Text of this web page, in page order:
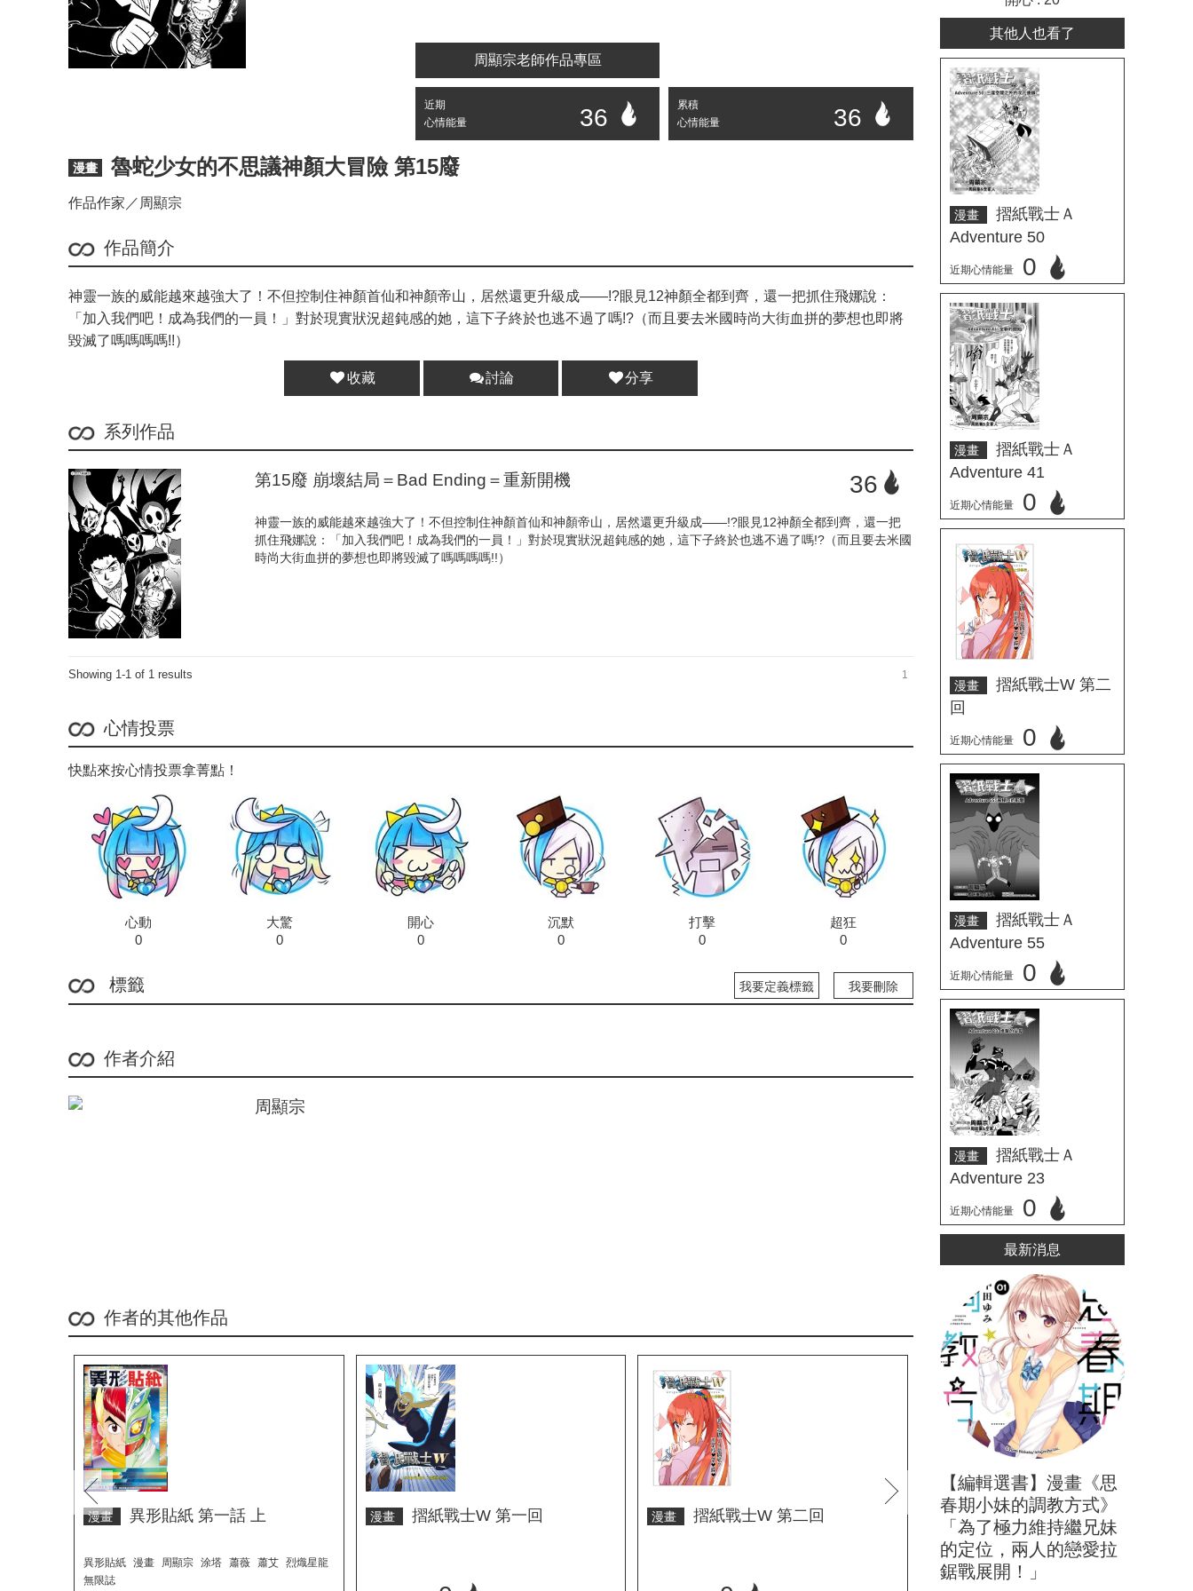
周顯宗老師作品專區
近期
心情能量
36
累積
心情能量
36
漫畫 魯蛇少女的不思議神顏大冒險 第15廢
作品作家／周顯宗
作品簡介
神靈一族的威能越來越強大了！不但控制住神顏首仙和神顏帝山，居然還更升級成——!?眼見12神顏全都到齊，還一把抓住飛娜說：
「加入我們吧！成為我們的一員！」對於現實狀況超鈍感的她，這下子終於也逃不過了嗎!?（而且要去米國時尚大街血拼的夢想也即將
毀滅了嗎嗎嗎嗎!!）
收藏 討論 分享 : 分享
系列作品
第15廢 崩壞結局＝Bad Ending＝重新開機 36
神靈一族的威能越來越強大了！不但控制住神顏首仙和神顏帝山，居然還更升級成——!?眼見12神顏全都到齊，還一把
抓住飛娜說：「加入我們吧！成為我們的一員！」對於現實狀況超鈍感的她，這下子終於也逃不過了嗎!?（而且要去米國
時尚大街血拼的夢想也即將毀滅了嗎嗎嗎嗎!!）
Showing 1-1 of 1 results 1
心情投票
快點來按心情投票拿菁點！
心動
0
大驚
0
開心
0
沉默
0
打擊
0
超狂
0
標籤 我要定義標籤 我要刪除
作者介紹
周顯宗
作者的其他作品
漫畫 異形貼紙 第一話 上
異形貼紙 漫畫 周顯宗 涂塔 蕭薇 蕭艾 烈熾星龍
無限誌
漫畫 摺紙戰士W 第一回 漫畫 摺紙戰士W 第二回 漫畫 異形貼紙 第一話 下
prev next
其他人也看了
漫畫
摺紙戰士Ａ
Adventure 50
近期心情能量 0
立刻心情投票
漫畫
摺紙戰士Ａ
Adventure 41
近期心情能量 0
立刻心情投票
漫畫
摺紙戰士W 第二
回
近期心情能量 0
立刻心情投票
漫畫
摺紙戰士Ａ
Adventure 55
近期心情能量 0
立刻心情投票
漫畫
摺紙戰士Ａ
Adventure 23
近期心情能量 0
立刻心情投票
最新消息
【編輯選書】漫畫《思
春期小妹的調教方式》
「為了極力維持繼兄妹
的定位，兩人的戀愛拉
鋸戰展開！」